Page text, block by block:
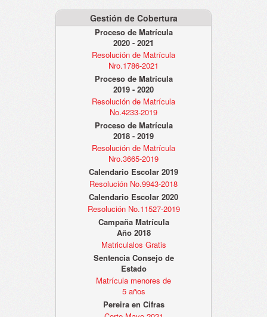
Gestión de Cobertura
Proceso de Matrícula
2020 - 2021
Resolución de Matrícula
Nro.1786-2021
Proceso de Matrícula
2019 - 2020
Resolución de Matrícula
No.4233-2019
Proceso de Matrícula
2018 - 2019
Resolución de Matrícula
Nro.3665-2019
Calendario Escolar 2019
Resolución No.9943-2018
Calendario Escolar 2020
Resolución No.11527-2019
Campaña Matrícula
Año 2018
Matriculalos Gratis
Sentencia Consejo de
Estado
Matrícula menores de
5 años
Pereira en Cifras